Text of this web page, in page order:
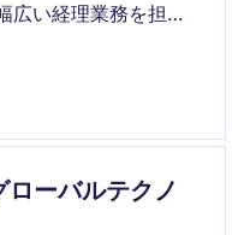
広い経理業務を担当
ステム対応にも関わ
ーバルテクノ